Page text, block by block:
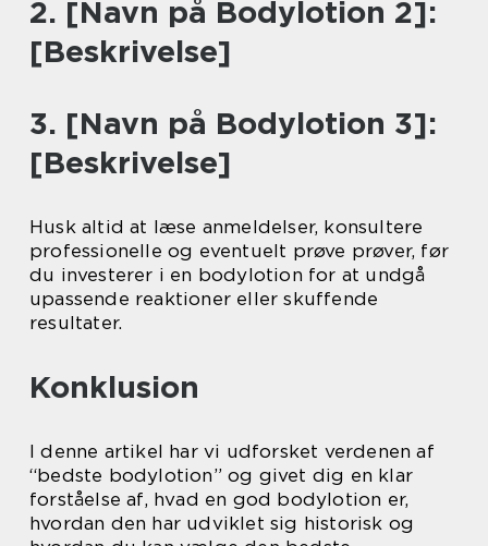
2. [Navn på Bodylotion 2]:
[Beskrivelse]
3. [Navn på Bodylotion 3]:
[Beskrivelse]
Husk altid at læse anmeldelser, konsultere
professionelle og eventuelt prøve prøver, før
du investerer i en bodylotion for at undgå
upassende reaktioner eller skuffende
resultater.
Konklusion
I denne artikel har vi udforsket verdenen af
“bedste bodylotion” og givet dig en klar
forståelse af, hvad en god bodylotion er,
hvordan den har udviklet sig historisk og